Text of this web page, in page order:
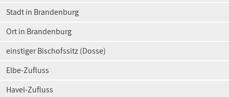
Stadt in Brandenburg
Ort in Brandenburg
einstiger Bischofssitz (Dosse)
Elbe-Zufluss
Havel-Zufluss